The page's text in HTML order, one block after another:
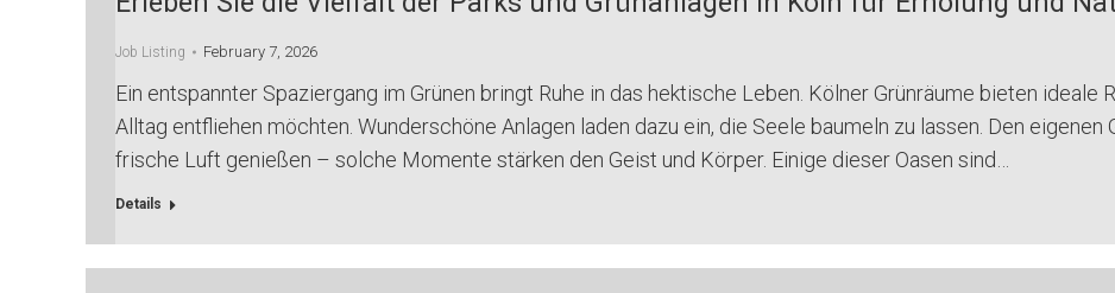
Job Listing February 7, 2026
Ein entspannter Spaziergang im Grünen bringt Ruhe in das hektische Leben. Kölner Grünräume bieten
Alltag entfliehen möchten. Wunderschöne Anlagen laden dazu ein, die Seele baumeln zu lassen. Den eigenen
frische Luft genießen – solche Momente stärken den Geist und Körper. Einige dieser Oasen sind…
Details